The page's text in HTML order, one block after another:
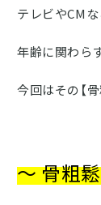
テレビやCM
年齢に関わら
今回はその【
～ 骨粗